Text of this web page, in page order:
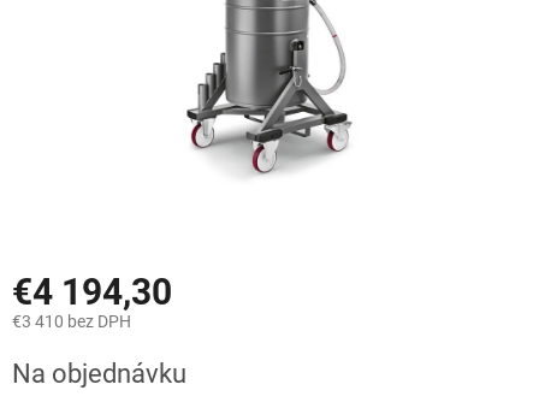
€4 194,30
€3 410 bez DPH
cena:
Na objednávku